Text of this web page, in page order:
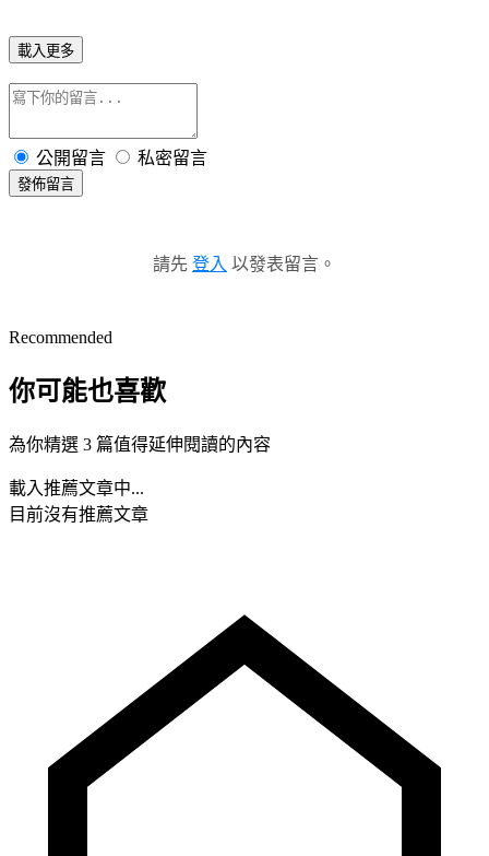
載入更多
公開留言 私密留言
發佈留言
請先 登入 以發表留言。
Recommended
你可能也喜歡
為你精選 3 篇值得延伸閱讀的內容
載入推薦文章中...
目前沒有推薦文章